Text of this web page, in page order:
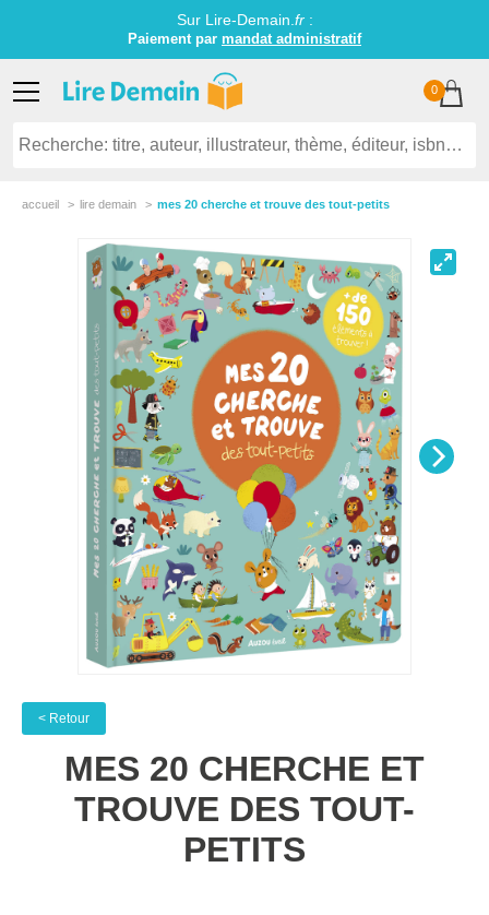
Sur Lire-Demain. fr:
Paiement par mandat administratif
0
accueil lire demain mes 20 cherche et trouve des tout-petits
< Retour
MES 20 CHERCHE ET
TROUVE DES TOUT-
PETITS